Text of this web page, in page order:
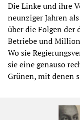
Die Linke und ihre
neunziger Jahren
über die Folgen der
Betriebe und
Wo sie
sie eine genauso
Grünen, mit denen